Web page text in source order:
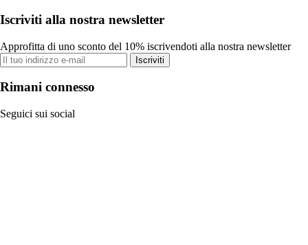
Iscriviti alla nostra newsletter
Approfitta di uno sconto del 10% iscrivendoti alla nostra newsletter
Iscriviti
Rimani connesso
Seguici sui social